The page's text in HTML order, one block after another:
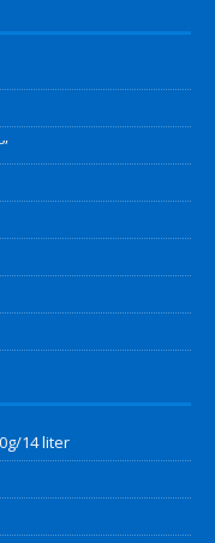
14 liter